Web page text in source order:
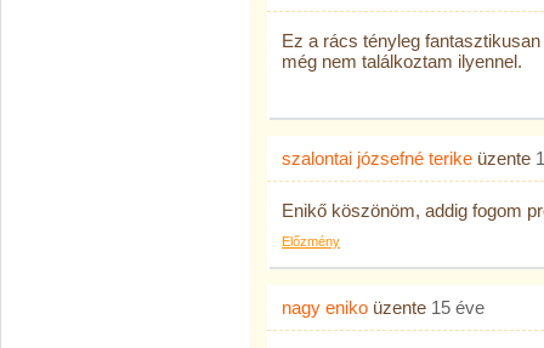
Ez a rács tényleg
még nem találkoztam ilyennel.
szalontai józsefné terike üzente
Enikő köszönöm, addig fogom
Előzmény
nagy eniko üzente 15 éve